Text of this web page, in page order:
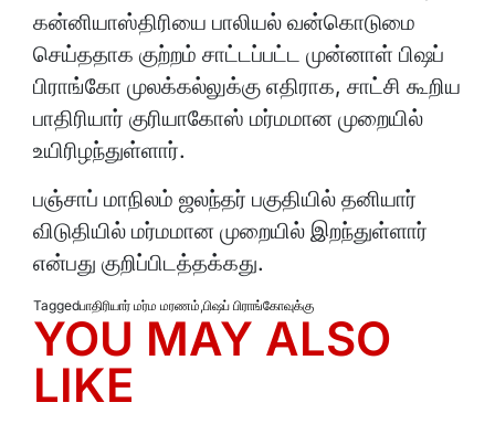
கன்னியாஸ்திரியை பாலியல் வன்கொடுமை
செய்ததாக குற்றம் சாட்டப்பட்ட முன்னாள் பிஷப்
பிராங்கோ முலக்கல்லுக்கு எதிராக, சாட்சி கூறிய
பாதிரியார் குரியாகோஸ் மர்மமான முறையில்
உயிரிழந்துள்ளார்.
பஞ்சாப் மாநிலம் ஜலந்தர் பகுதியில் தனியார்
விடுதியில் மர்மமான முறையில் இறந்துள்ளார்
என்பது குறிப்பிடத்தக்கது.
Taggedபாதிரியார் மர்ம மரணம்,பிஷப் பிராங்கோவுக்கு
YOU MAY ALSO
LIKE